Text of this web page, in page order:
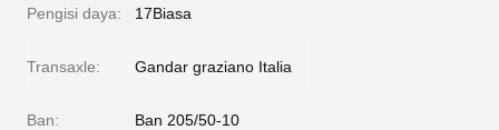
Pengisi daya: 17Biasa
Transaxle: Gandar graziano Italia
Ban: Ban 205/50-10